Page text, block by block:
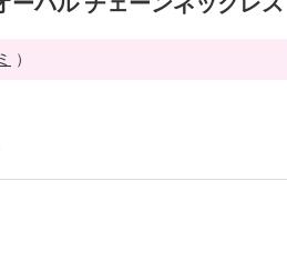
）